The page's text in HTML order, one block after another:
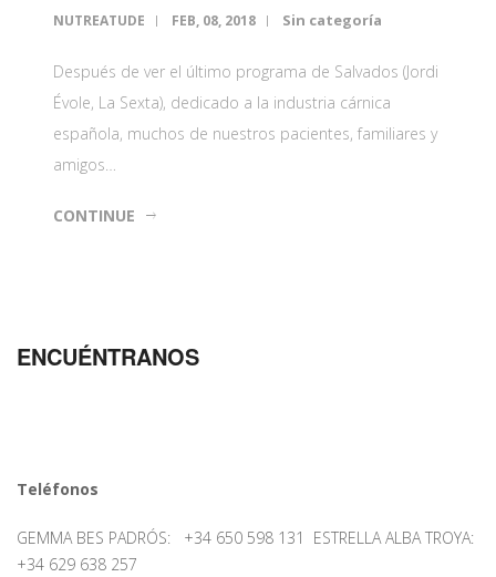
NUTREATUDE FEB, 08, 2018 Sin categoría
Después de ver el último programa de Salvados (Jordi
Évole, La Sexta), dedicado a la industria cárnica
española, muchos de nuestros pacientes, familiares y
amigos…
CONTINUE
ENCUÉNTRANOS
Teléfonos
GEMMA BES PADRÓS: +34 650 598 131 ESTRELLA ALBA TROYA:
+34 629 638 257